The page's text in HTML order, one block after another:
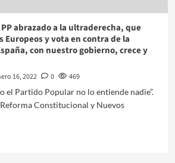
abrazado a la ultraderecha, que
Europeos y vota en contra de la
con nuestro gobierno, crece y
16, 2022 0
469
el Partido Popular no lo entiende nadie”.
Constitucional y Nuevos